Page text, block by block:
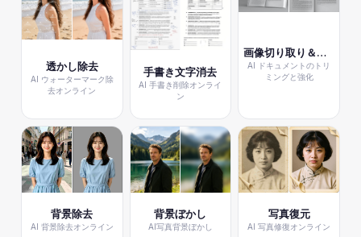
透かし除去
AI ウォーターマーク除
去オンライン
背景除去
AI 背景除去オンライン
手書き文字消去
AI 手書き削除オンライ
ン
背景ぼかし
AI写真背景ぼかし
画像切り取り＆補正
AI ドキュメントのトリ
ミングと強化
写真復元
AI 写真修復オンライン